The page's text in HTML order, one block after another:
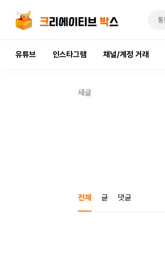
유튜브 인스타그램 채널/계정 거래
새글
전체 글 댓글